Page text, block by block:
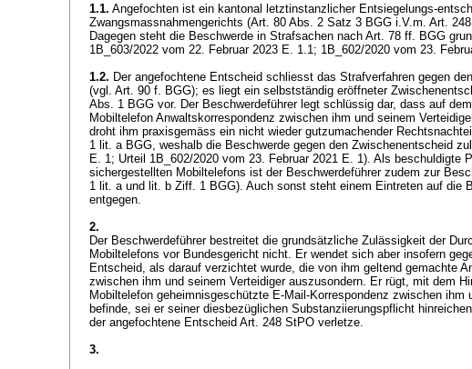
1.1. Angefochten ist ein kantonal letztinstanzlicher Entsiegelungs-
Zwangsmassnahmengerichts (Art. 80 Abs. 2 Satz 3 BGG i.V.m. Art.
Dagegen steht die Beschwerde in Strafsachen nach Art. 78 ff. BGG
1B_603/2022 vom 22. Februar 2023 E. 1.1; 1B_602/2020 vom 23.
1.2. Der angefochtene Entscheid schliesst das Strafverfahren gegen
(vgl. Art. 90 f. BGG); es liegt ein selbstständig eröffneter
Abs. 1 BGG vor. Der Beschwerdeführer legt schlüssig dar, dass auf
Mobiltelefon Anwaltskorrespondenz zwischen ihm und seinem
droht ihm praxisgemäss ein nicht wieder gutzumachender
1 lit. a BGG, weshalb die Beschwerde gegen den Zwischenentscheid
E. 1; Urteil 1B_602/2020 vom 23. Februar 2021 E. 1). Als beschuldigte
sichergestellten Mobiltelefons ist der Beschwerdeführer zudem zur
1 lit. a und lit. b Ziff. 1 BGG). Auch sonst steht einem Eintreten auf die
entgegen.
2.
Der Beschwerdeführer bestreitet die grundsätzliche Zulässigkeit der
Mobiltelefons vor Bundesgericht nicht. Er wendet sich aber insofern
Entscheid, als darauf verzichtet wurde, die von ihm geltend gemachte
zwischen ihm und seinem Verteidiger auszusondern. Er rügt, mit dem
Mobiltelefon geheimnisgeschützte E-Mail-Korrespondenz zwischen ihm
befinde, sei er seiner diesbezüglichen Substanziierungspflicht
der angefochtene Entscheid Art. 248 StPO verletze.
3.